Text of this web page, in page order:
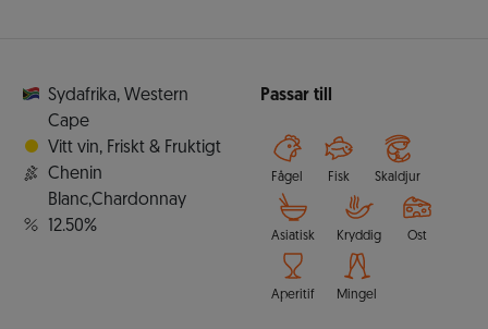
Sydafrika, Western
Cape
Vitt vin, Friskt & Fruktigt
Chenin
Blanc,Chardonnay
12.50%
Passar till
Fågel Fisk Skaldjur
Asiatisk Kryddig Ost
Aperitif Mingel